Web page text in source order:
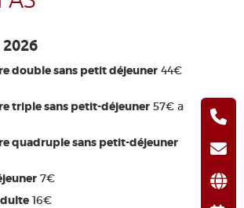
2026
double sans petit déjeuner 44€
triple sans petit-déjeuner 57€ a
quadruple sans petit-déjeuner
7€
16€